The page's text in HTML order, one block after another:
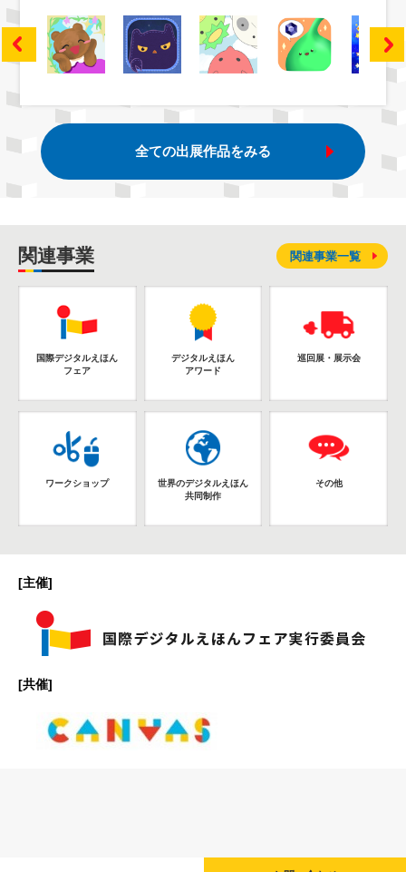
全ての出展作品をみる
関連事業
国際デジタルえほん
フェア
デジタルえほん
アワード
巡回展・展示会
ワークショップ
世界のデジタルえほん
共同制作
その他
関連事業一覧
[主催]
[共催]